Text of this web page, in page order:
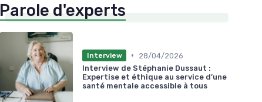
Parole d'experts
Interview •
28/04/2026
Interview de Stéphanie Dussaut :
Expertise et éthique au service d’une
santé mentale accessible à tous